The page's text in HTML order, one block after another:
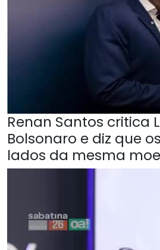
Renan Santos critica
Bolsonaro e diz que
lados da mesma